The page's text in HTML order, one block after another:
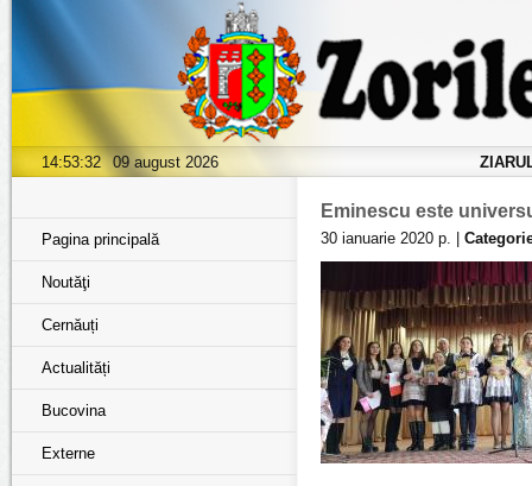
14:53:32 09 august 2026
Pagina principală
Noutăţi
Cernăuți
Actualități
Bucovina
Externe
Eminescu este
30 ianuarie 2020 р. |